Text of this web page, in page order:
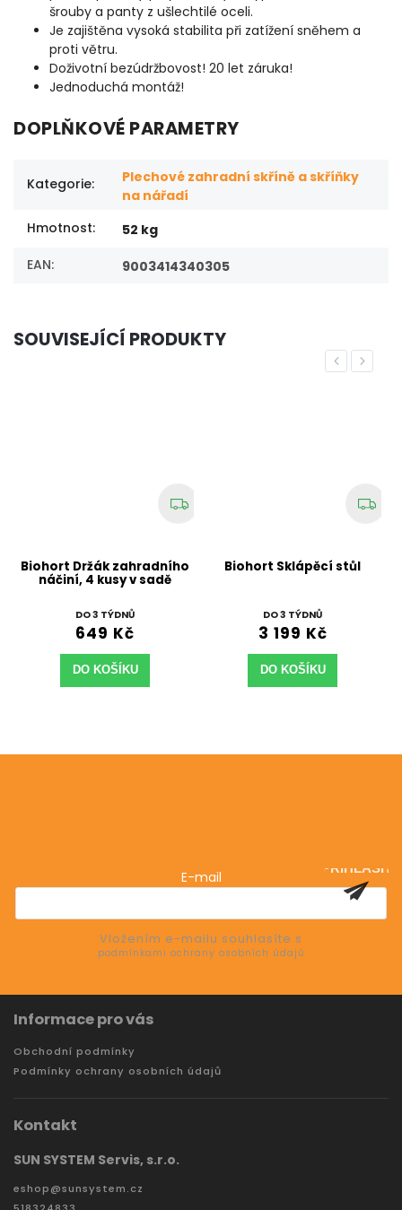
šrouby a panty z ušlechtilé oceli.
Je zajištěna vysoká stabilita při zatížení sněhem a
proti větru.
Doživotní bezúdržbovost! 20 let záruka!
Jednoduchá montáž!
DOPLŇKOVÉ PARAMETRY
Kategorie:
Plechové zahradní skříně a skříňky
na nářadí
Hmotnost:
52 kg
EAN: 9003414340305
SOUVISEJÍCÍ PRODUKTY
Previous
Biohort Držák zahradního
náčiní, 4 kusy v sadě
DO 3 TÝDNŮ
649 Kč
DO KOŠÍKU
Biohort Sklápěcí stůl
DO 3 TÝDNŮ
3 199 Kč
DO KOŠÍKU
Next
E-mail
Vložením e-mailu souhlasíte s
podmínkami ochrany osobních údajů
PŘIHLÁSIT
Informace pro vás
Obchodní podmínky
Podmínky ochrany osobních údajů
Kontakt
SUN SYSTEM Servis, s.r.o.
eshop@sunsystem.cz